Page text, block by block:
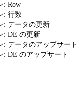
: Row
: 行数
: データの更新
: DE の更新
: データのアップサート
: DE のアップサート